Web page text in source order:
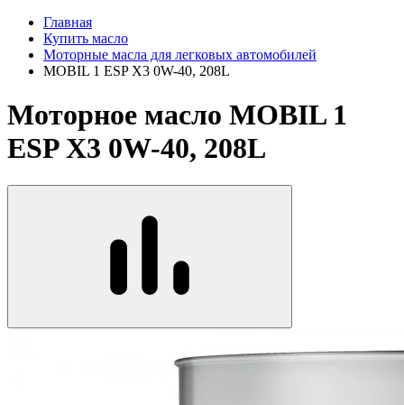
Главная
Купить масло
Моторные масла для легковых автомобилей
MOBIL 1 ESP X3 0W-40, 208L
Моторное масло MOBIL 1
ESP X3 0W-40, 208L